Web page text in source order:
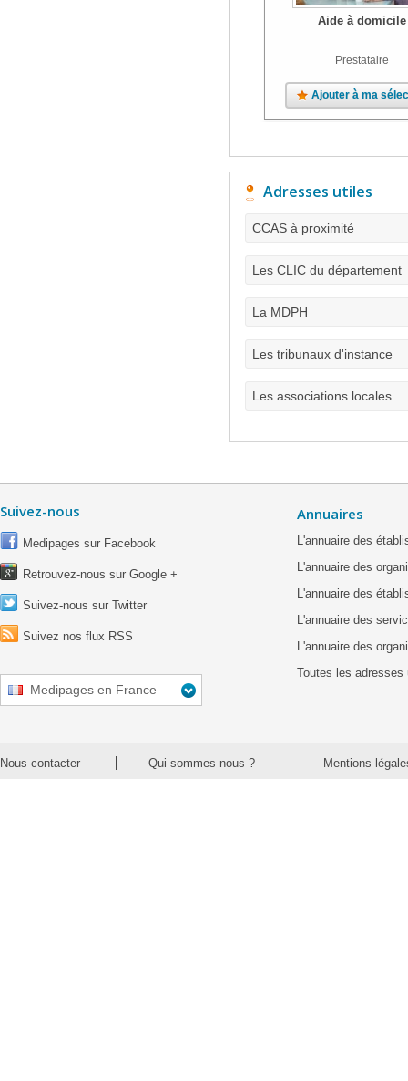
Aide à domicile
Prestataire
Ajouter à ma
Adresses utiles
CCAS à proximité
Les CLIC du département
La MDPH
Les tribunaux d'instance
Les associations locales
Suivez-nous
Medipages sur Facebook
Retrouvez-nous sur Google +
Suivez-nous sur Twitter
Suivez nos flux RSS
Medipages en France
Annuaires
L'annuaire des
L'annuaire des
L'annuaire des
L'annuaire des
L'annuaire des
Toutes les adresses
Nous contacter Qui sommes nous ? Mentions